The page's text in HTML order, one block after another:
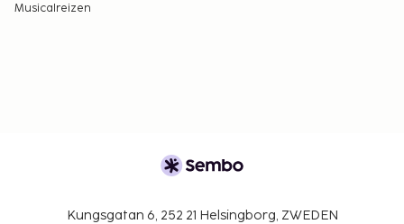
Musicalreizen
Kungsgatan 6, 252 21 Helsingborg, ZWEDEN